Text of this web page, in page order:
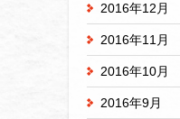
2016年12月
2016年11月
2016年10月
2016年9月